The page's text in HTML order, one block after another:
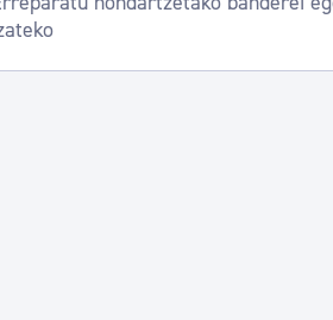
pertsonalak
eta garraio zerbitzu bereziak